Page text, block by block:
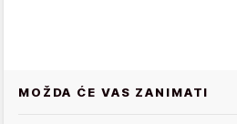
MOŽDA ĆE VAS ZANIMATI